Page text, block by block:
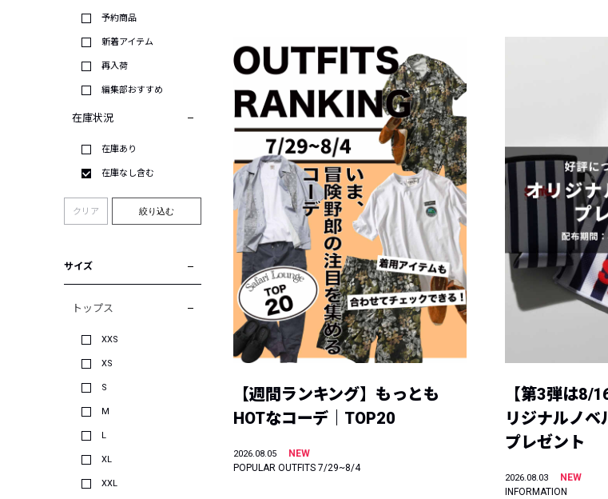
予約商品
新着アイテム
再入荷
編集部おすすめ
在庫状況
在庫あり
在庫なし含む
クリア 絞り込む
サイズ
トップス
XXS
XS
S
M
L
XL
XXL
【週間ランキング】もっとも
HOTなコーデ｜TOP20
2026.08.05
NEW
POPULAR OUTFITS 7/29~8/4
【第3弾は8/
リジナルノベ
プレゼント
2026.08.03
NEW
INFORMATION